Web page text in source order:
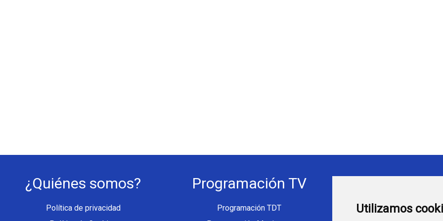
Utilizamos
¿Quiénes somos?
Política de privacidad
Programación TV
Programación TDT
programatv.es